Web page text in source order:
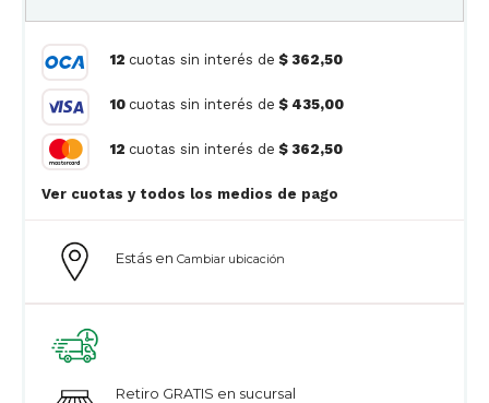
Estás en Cambiar ubicación
Retiro GRATIS en sucursal
12 cuotas sin interés de $ 362,50
10 cuotas sin interés de $ 435,00
12 cuotas sin interés de $ 362,50
Ver cuotas y todos los medios de pago